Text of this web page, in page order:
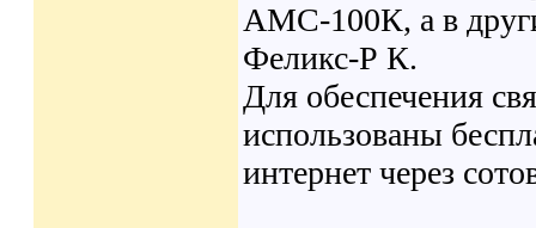
АМС-100К, а в
Феликс-Р К.
Для обеспечения
использованы
интернет через